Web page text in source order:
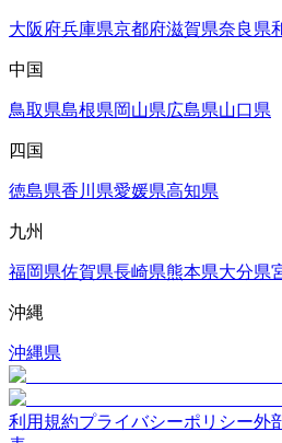
大阪府兵庫県京都府滋賀県奈良県
中国
鳥取県島根県岡山県広島県山口県
四国
徳島県香川県愛媛県高知県
九州
福岡県佐賀県長崎県熊本県大分県
沖縄
沖縄県
利用規約プライバシーポリシー外